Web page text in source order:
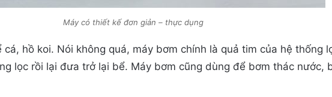
Máy có thiết kế đơn giản – thực dụng
hồ koi. Nói không quá, máy bơm chính là quả tim của hệ thống
lọc rồi lại đưa trở lại bể. Máy bơm cũng dùng để bơm thác nước,